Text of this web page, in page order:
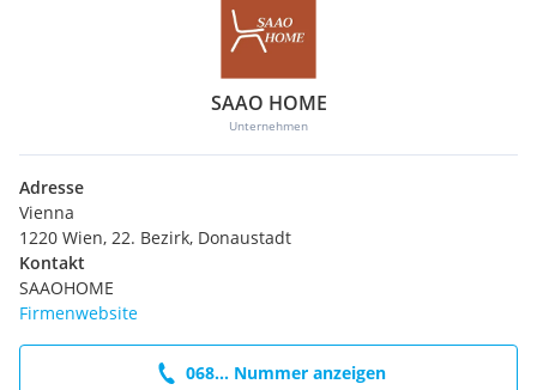
SAAO HOME
Unternehmen
Adresse
Vienna
1220 Wien, 22. Bezirk, Donaustadt
Kontakt
SAAOHOME
Firmenwebsite
068... Nummer anzeigen